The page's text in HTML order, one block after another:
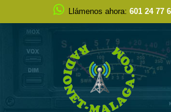
Llámenos ahora: 601 24 77